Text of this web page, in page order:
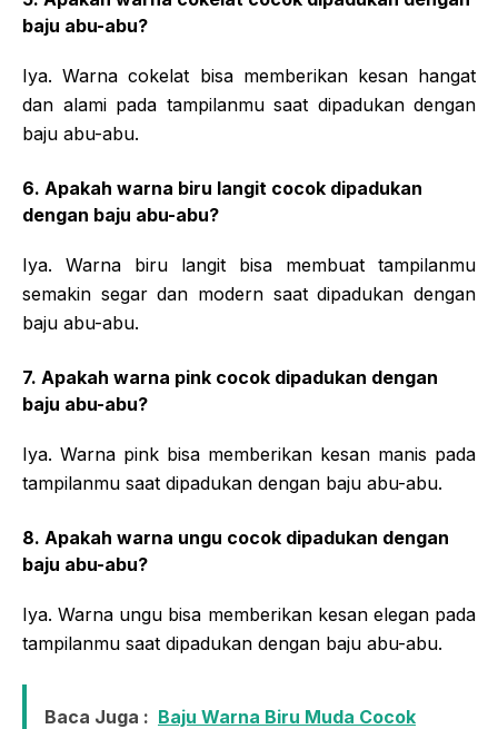
baju abu-abu?
Iya. Warna cokelat bisa memberikan kesan hangat
dan alami pada tampilanmu saat dipadukan dengan
baju abu-abu.
6. Apakah warna biru langit cocok dipadukan
dengan baju abu-abu?
Iya. Warna biru langit bisa membuat tampilanmu
semakin segar dan modern saat dipadukan dengan
baju abu-abu.
7. Apakah warna pink cocok dipadukan dengan
baju abu-abu?
Iya. Warna pink bisa memberikan kesan manis pada
tampilanmu saat dipadukan dengan baju abu-abu.
8. Apakah warna ungu cocok dipadukan dengan
baju abu-abu?
Iya. Warna ungu bisa memberikan kesan elegan pada
tampilanmu saat dipadukan dengan baju abu-abu.
Baca Juga : Baju Warna Biru Muda Cocok